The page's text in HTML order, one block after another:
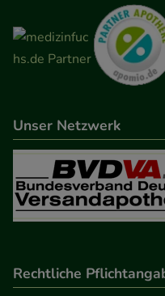
Unser Netzwerk
Rechtliche